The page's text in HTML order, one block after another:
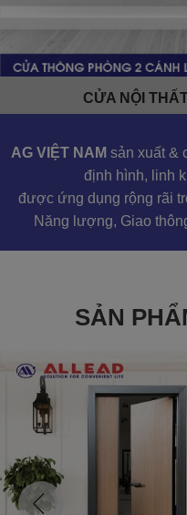
CỬA NỘI
AG VIỆT NAM sản xuất &
định hình, linh
được ứng dụng rộng rãi
Năng lượng, Giao
SẢN